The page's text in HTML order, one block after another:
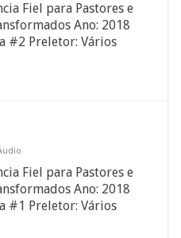
Fiel para Pastores e
Ano: 2018
#2 Preletor: Vários
Fiel para Pastores e
Ano: 2018
#1 Preletor: Vários